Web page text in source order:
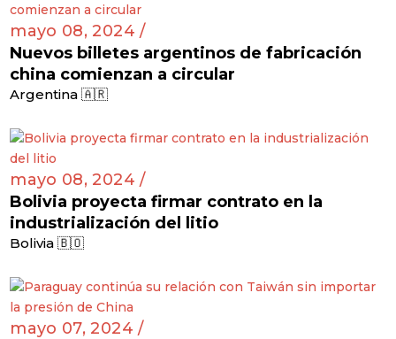
mayo 08, 2024 /
Nuevos billetes argentinos de fabricación
china comienzan a circular
Argentina 🇦🇷
mayo 08, 2024 /
Bolivia proyecta firmar contrato en la
industrialización del litio
Bolivia 🇧🇴
mayo 07, 2024 /